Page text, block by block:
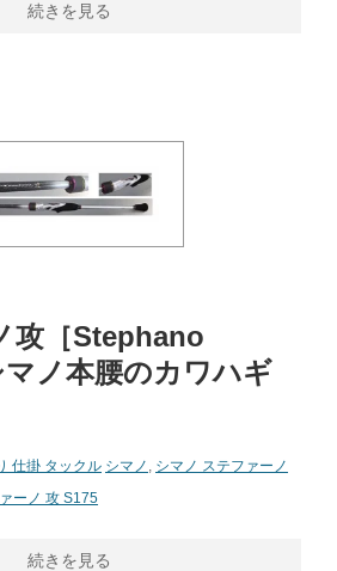
続きを見る
攻［Stephano
ノ本腰のカワハギ
仕掛 タックル シマノ
シマノ ステファーノ
ーノ 攻 S175
続きを見る